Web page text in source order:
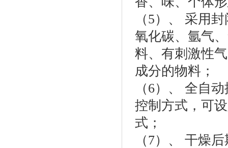
（5）、 采用
氧化碳、氩气
料、有刺激性
成分的物料；
（6）、 全自
控制方式，可
式；
（7）、 干燥